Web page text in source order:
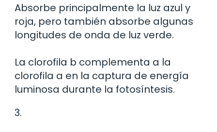
Absorbe principalmente la luz azul y
roja, pero también absorbe algunas
longitudes de onda de luz verde.
La clorofila b complementa a la
clorofila a en la captura de energía
luminosa durante la fotosíntesis.
3.